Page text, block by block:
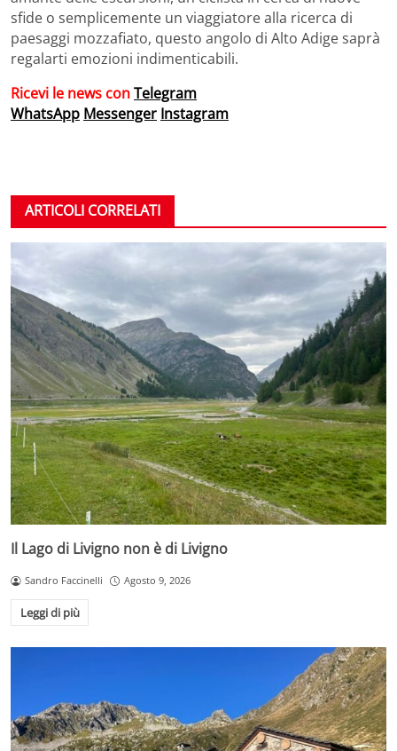
sfide o semplicemente un viaggiatore alla ricerca di
paesaggi mozzafiato, questo angolo di Alto Adige saprà
regalarti emozioni indimenticabili.
Ricevi le news conTelegram
WhatsApp Messenger Instagram
ARTICOLI CORRELATI
Il Lago di Livigno non è di Livigno
Sandro Faccinelli Agosto 9, 2026
Leggi di più